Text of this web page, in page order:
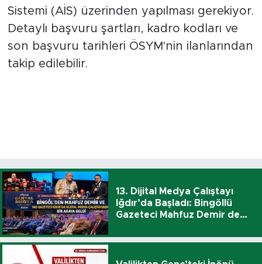
Sistemi (AİS) üzerinden yapılması gerekiyor.
Detaylı başvuru şartları, kadro kodları ve
son başvuru tarihleri ÖSYM'nin ilanlarından
takip edilebilir.
13. Dijital Medya Çalıştayı
Iğdır’da Başladı: Bingöllü
Gazeteci Mahfuz Demir de